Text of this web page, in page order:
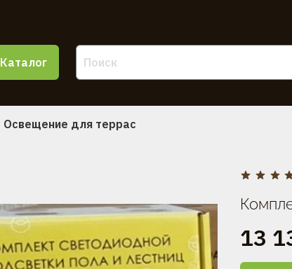
Каталог
Освещение для террас
13